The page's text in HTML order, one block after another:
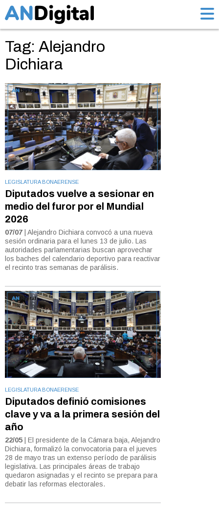
Tag: Alejandro
Dichiara
LEGISLATURA BONAERENSE
Diputados vuelve a sesionar en
medio del furor por el Mundial
2026
07/07 | Alejandro Dichiara convocó a una nueva
sesión ordinaria para el lunes 13 de julio. Las
autoridades parlamentarias buscan aprovechar
los baches del calendario deportivo para reactivar
el recinto tras semanas de parálisis.
LEGISLATURA BONAERENSE
Diputados definió comisiones
clave y va a la primera sesión del
año
22/05 | El presidente de la Cámara baja, Alejandro
Dichiara, formalizó la convocatoria para el jueves
28 de mayo tras un extenso período de parálisis
legislativa. Las principales áreas de trabajo
quedaron asignadas y el recinto se prepara para
debatir las reformas electorales.